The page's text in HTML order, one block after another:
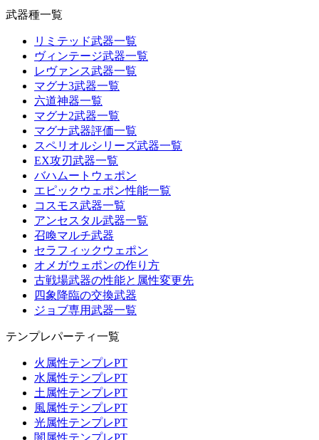
武器種一覧
リミテッド武器一覧
ヴィンテージ武器一覧
レヴァンス武器一覧
マグナ3武器一覧
六道神器一覧
マグナ2武器一覧
マグナ武器評価一覧
スペリオルシリーズ武器一覧
EX攻刃武器一覧
バハムートウェポン
エピックウェポン性能一覧
コスモス武器一覧
アンセスタル武器一覧
召喚マルチ武器
セラフィックウェポン
オメガウェポンの作り方
古戦場武器の性能と属性変更先
四象降臨の交換武器
ジョブ専用武器一覧
テンプレパーティ一覧
火属性テンプレPT
水属性テンプレPT
土属性テンプレPT
風属性テンプレPT
光属性テンプレPT
闇属性テンプレPT